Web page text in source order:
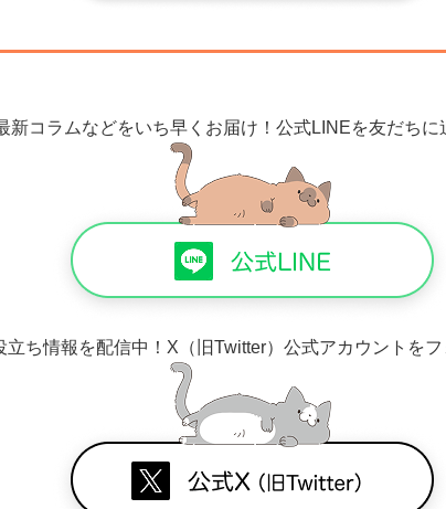
新コラムなどをいち早くお届け！ 公式LINEを友だちに
立ち情報を配信中！ X（旧Twitter）公式アカウントを